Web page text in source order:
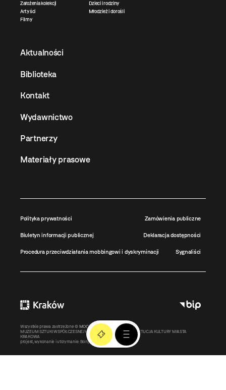
Założenia kolekcji
Artyści
Filmy
Dzieci i rodziny
Młodzież i dorośli
Aktualności
Biblioteka
Kontakt
Wydawnictwo
Partnerzy
Materiały prasowe
Polityka prywatności Zamówienia publiczne
Biuletyn informacji publicznej Deklaracja dostępności
Procedura przeciwdziałania mobbingowi i dyskryminacji Sygnaliści
Wszystkie prawa zastrzeżone © MOCAK2011-2026
MUZEUM SZTUKI WSPÓŁCZESNEJ W KRAKOWIE MOCAK – INSTYTUCJA KULTURY MIASTA
KRAKOWA
projekt, wykonanie i utrzymanie: Bonjour.pl